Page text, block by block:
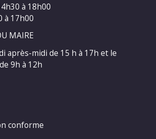
à 18h00
à 17h00
MAIRE
après-midi de 15 h à 17h et le
9h à 12h
conforme